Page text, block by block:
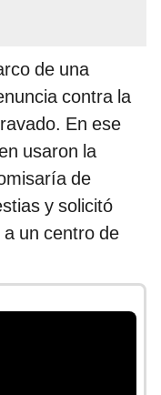
de una
contra la
En ese
usaron la
de
y solicitó
un centro de